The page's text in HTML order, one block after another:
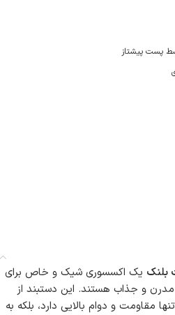
پست پیشتاز
بلنک یک اکسسوری شیک و خاص برای
مدرن و جذاب هستند. این دستبند از
مقاومت و دوام بالایی دارد، بلکه به